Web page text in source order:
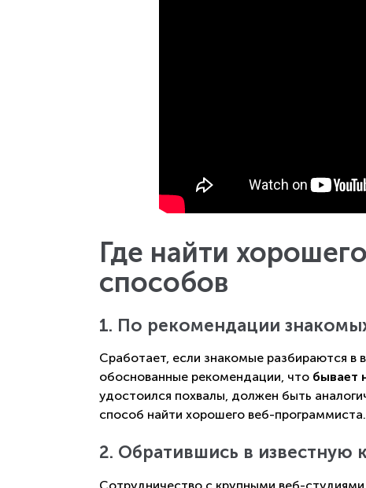
Где найти
способов
1. По рекомендации
Сработает, если знакомые разбираются в
обоснованные рекомендации, что бывает
удостоился похвалы, должен быть
способ найти хорошего веб-программиста.
2. Обратившись в
Сотрудничество с крупными веб-